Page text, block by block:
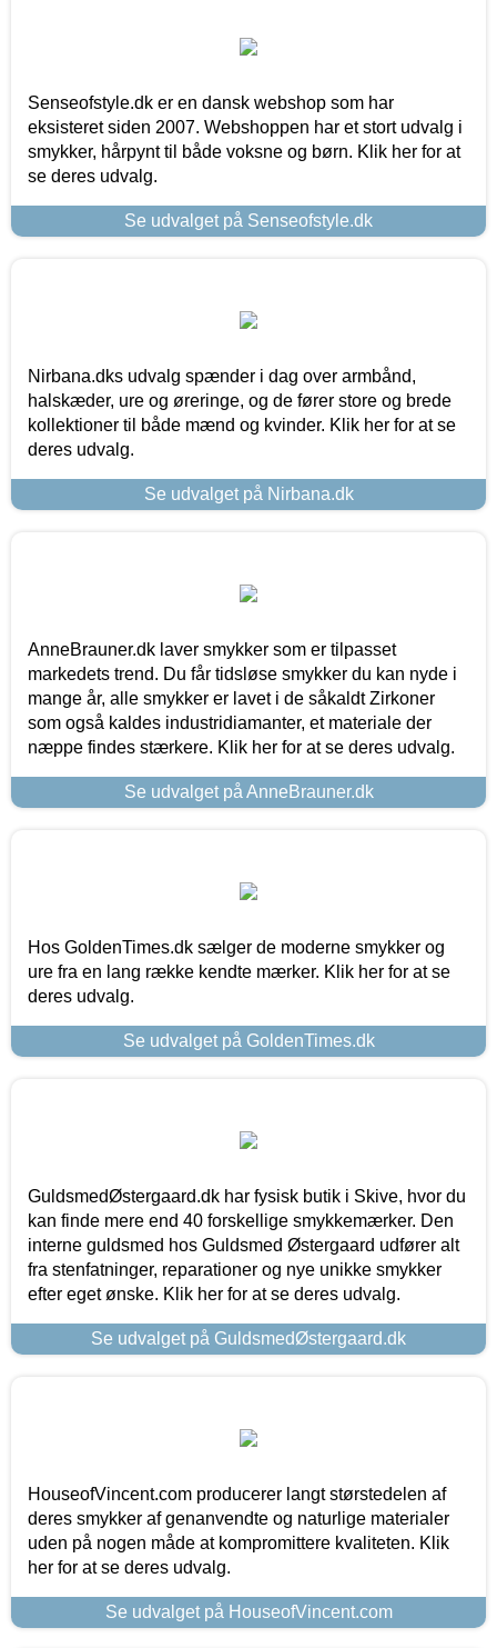
Senseofstyle.dk er en dansk webshop som har
eksisteret siden 2007. Webshoppen har et stort udvalg i
smykker, hårpynt til både voksne og børn. Klik her for at
se deres udvalg.
Se udvalget på Senseofstyle.dk
Nirbana.dks udvalg spænder i dag over armbånd,
halskæder, ure og øreringe, og de fører store og brede
kollektioner til både mænd og kvinder. Klik her for at se
deres udvalg.
Se udvalget på Nirbana.dk
AnneBrauner.dk laver smykker som er tilpasset
markedets trend. Du får tidsløse smykker du kan nyde i
mange år, alle smykker er lavet i de såkaldt Zirkoner
som også kaldes industridiamanter, et materiale der
næppe findes stærkere. Klik her for at se deres udvalg.
Se udvalget på AnneBrauner.dk
Hos GoldenTimes.dk sælger de moderne smykker og
ure fra en lang række kendte mærker. Klik her for at se
deres udvalg.
Se udvalget på GoldenTimes.dk
GuldsmedØstergaard.dk har fysisk butik i Skive, hvor du
kan finde mere end 40 forskellige smykkemærker. Den
interne guldsmed hos Guldsmed Østergaard udfører alt
fra stenfatninger, reparationer og nye unikke smykker
efter eget ønske. Klik her for at se deres udvalg.
Se udvalget på GuldsmedØstergaard.dk
HouseofVincent.com producerer langt størstedelen af
deres smykker af genanvendte og naturlige materialer
uden på nogen måde at kompromittere kvaliteten. Klik
her for at se deres udvalg.
Se udvalget på HouseofVincent.com